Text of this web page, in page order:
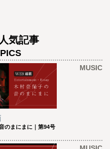
気記事
MUSIC
のまにまに｜第94号